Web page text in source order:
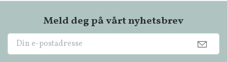
Meld deg på vårt nyhetsbrev